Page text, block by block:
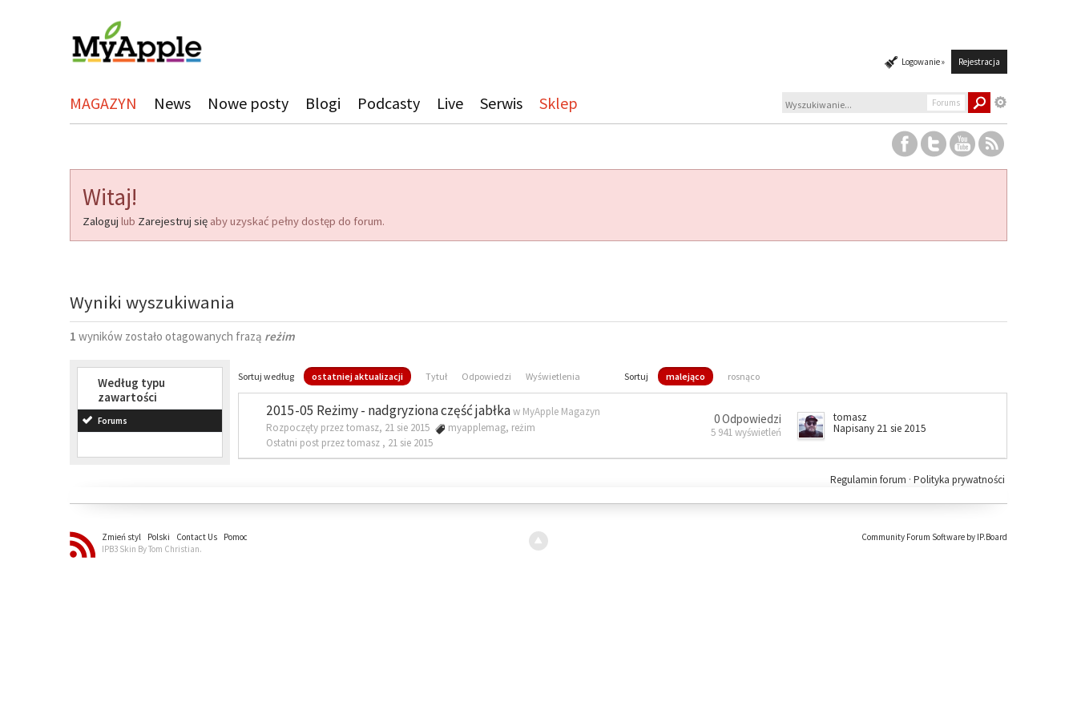
Logowanie » Rejestracja
MAGAZYN News Nowe posty Blogi Podcasty Live Serwis Sklep Forums
Witaj!
Zaloguj lub Zarejestruj się aby uzyskać pełny dostęp do forum.
Wyniki wyszukiwania
1 wyników zostało otagowanych frazą reżim
Według typu
zawartości
Forums
Sortuj według ostatniej aktualizacji Tytuł Odpowiedzi Wyświetlenia Sortuj malejąco rosnąco
2015-05 Reżimy - nadgryziona część jabłkaw MyApple Magazyn
Rozpoczęty przez tomasz, 21 sie 2015
myapplemag, reżim
Ostatni post przez tomasz , 21 sie 2015
0 Odpowiedzi
5 941 wyświetleń
tomasz
Napisany 21 sie 2015
Polityka prywatności
Regulamin forum ·
Zmień styl Polski Contact Us
Pomoc
IPB3 Skin By Tom Christian.
Community Forum Software by IP.Board